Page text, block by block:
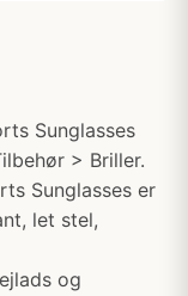
Sunglasses
> Briller.
Sunglasses er
let stel,
og